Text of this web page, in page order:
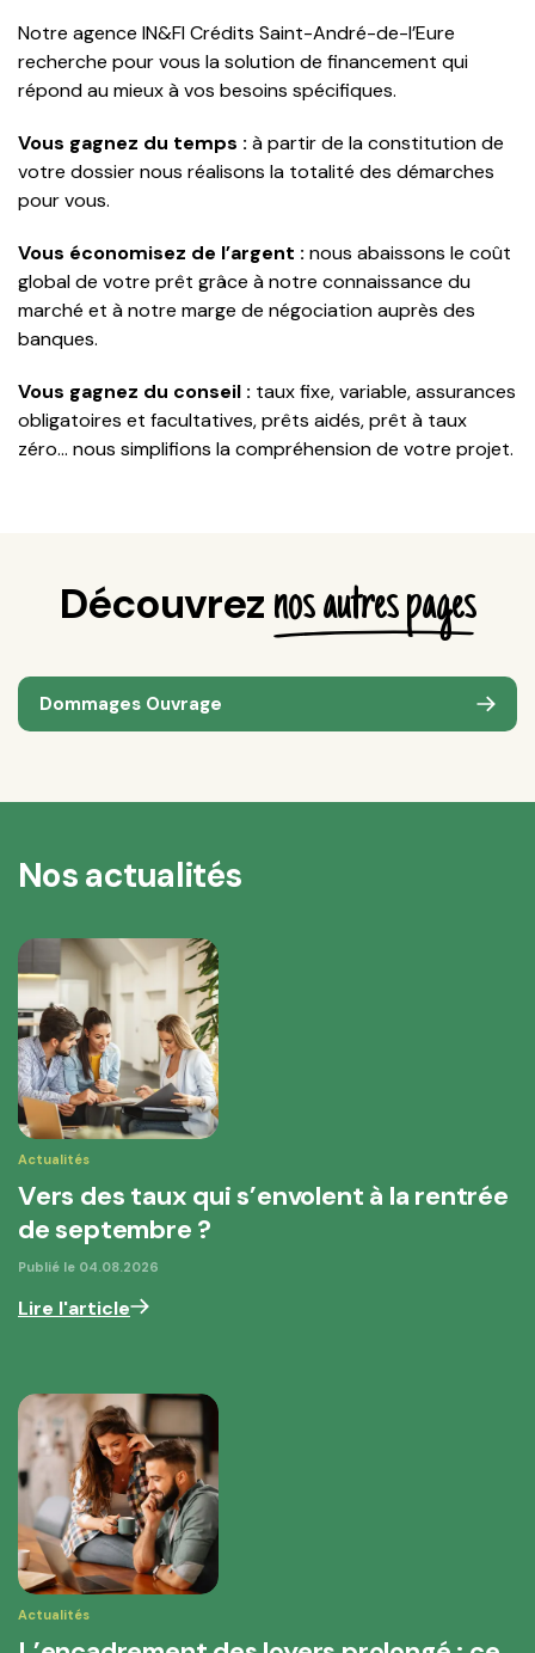
Notre agence IN&FI Crédits Saint-André-de-l’Eure
recherche pour vous la solution de financement qui
répond au mieux à vos besoins spécifiques.
Vous gagnez du temps : à partir de la constitution de
votre dossier nous réalisons la totalité des démarches
pour vous.
Vous économisez de l’argent : nous abaissons le coût
global de votre prêt grâce à notre connaissance du
marché et à notre marge de négociation auprès des
banques.
Vous gagnez du conseil : taux fixe, variable, assurances
obligatoires et facultatives, prêts aidés, prêt à taux
zéro… nous simplifions la compréhension de votre projet.
Découvreznos autres pages
Dommages Ouvrage
Nos actualités
Actualités
Vers des taux qui s’envolent à la rentrée
de septembre ?
Publié le 04.08.2026
Lire l'article
Actualités